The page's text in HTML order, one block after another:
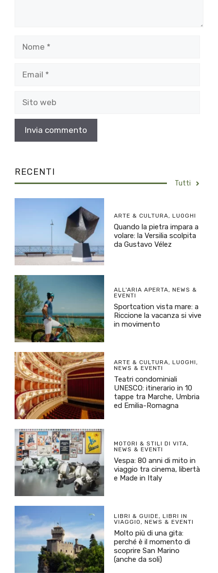
RECENTI
Tutti
ARTE & CULTURA, LUOGHI
Quando la pietra impara a
volare: la Versilia scolpita
da Gustavo Vélez
ALL'ARIA APERTA, NEWS &
EVENTI
Sportcation vista mare: a
Riccione la vacanza si vive
in movimento
ARTE & CULTURA, LUOGHI ,
NEWS & EVENTI
Teatri condominiali
UNESCO: itinerario in 10
tappe tra Marche, Umbria
ed Emilia-Romagna
MOTORI & STILI DI VITA,
NEWS & EVENTI
Vespa: 80 anni di mito in
viaggio tra cinema, libertà
e Made in Italy
LIBRI & GUIDE, LIBRI IN
VIAGGIO , NEWS & EVENTI
Molto più di una gita:
perché è il momento di
scoprire San Marino
(anche da soli)